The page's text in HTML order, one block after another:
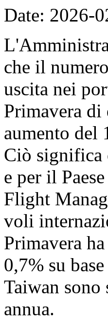
Date: 2026-
che il
uscita nei
Primavera
aumento del
Ciò significa
e per il
Flight
voli
Primavera
0,7% su
Taiwan sono
annua.